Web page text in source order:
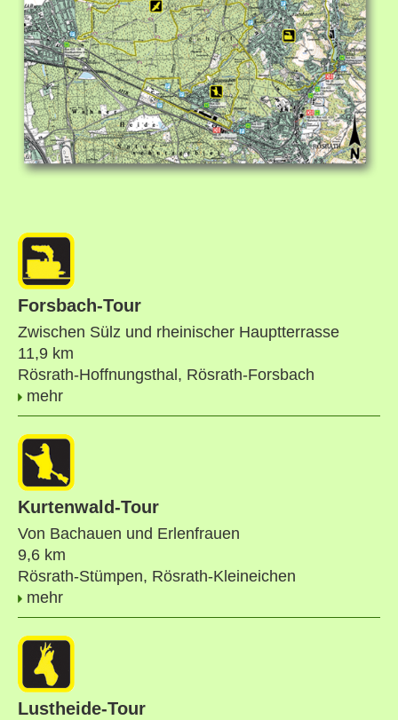
Forsbach-Tour
Zwischen Sülz und rheinischer Hauptterrasse
11,9 km
Rösrath-Hoffnungsthal, Rösrath-Forsbach
mehr
Kurtenwald-Tour
Von Bachauen und Erlenfrauen
9,6 km
Rösrath-Stümpen, Rösrath-Kleineichen
mehr
Lustheide-Tour